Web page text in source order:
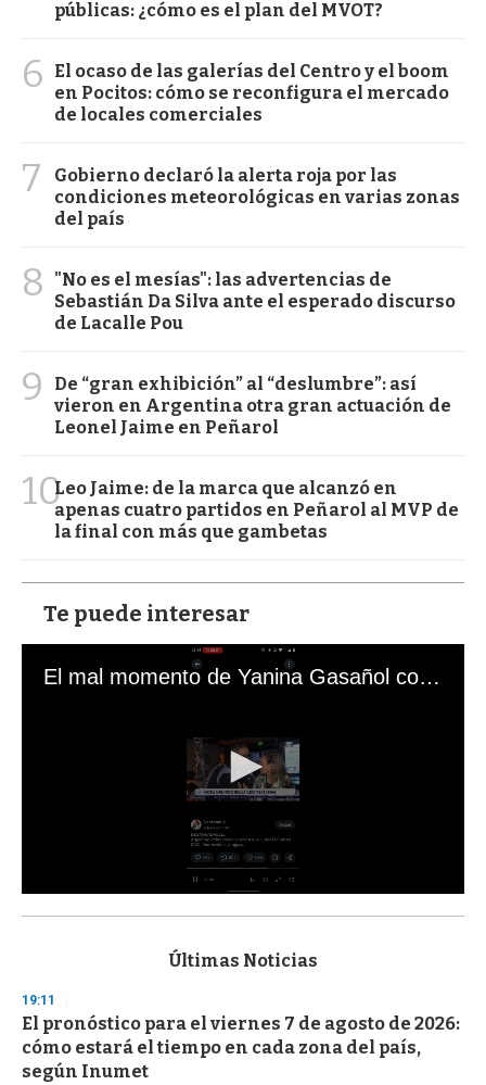
públicas: ¿cómo es el plan del MVOT?
6
El ocaso de las galerías del Centro y el boom
en Pocitos: cómo se reconfigura el mercado
de locales comerciales
7
Gobierno declaró la alerta roja por las
condiciones meteorológicas en varias zonas
del país
8
"No es el mesías": las advertencias de
Sebastián Da Silva ante el esperado discurso
de Lacalle Pou
9
De “gran exhibición” al “deslumbre”: así
vieron en Argentina otra gran actuación de
Leonel Jaime en Peñarol
10Leo Jaime: de la marca que alcanzó en
apenas cuatro partidos en Peñarol al MVP de
la final con más que gambetas
Te puede interesar
El mal momento de Yanina Gasañol con un hincha argentino en "Subrayado"
s
d
s
o
f
3
Últimas Noticias
19:11
El pronóstico para el viernes 7 de agosto de 2026:
cómo estará el tiempo en cada zona del país,
según Inumet